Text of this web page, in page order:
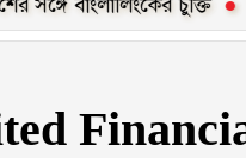
চুক্তি আল্লামা